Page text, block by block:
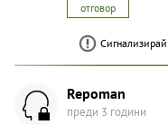
отговор
Repoman
преди 3 години